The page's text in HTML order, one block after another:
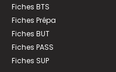
Fiches BTS
Fiches Prépa
Fiches BUT
Fiches PASS
Fiches SUP